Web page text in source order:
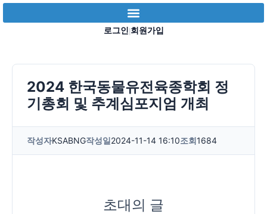
로그인 |회원가입
2024 한국동물유전육종학회 정
기총회 및 추계심포지엄 개최
작성자KSABNG작성일2024-11-14 16:10조회1684
초대의 글